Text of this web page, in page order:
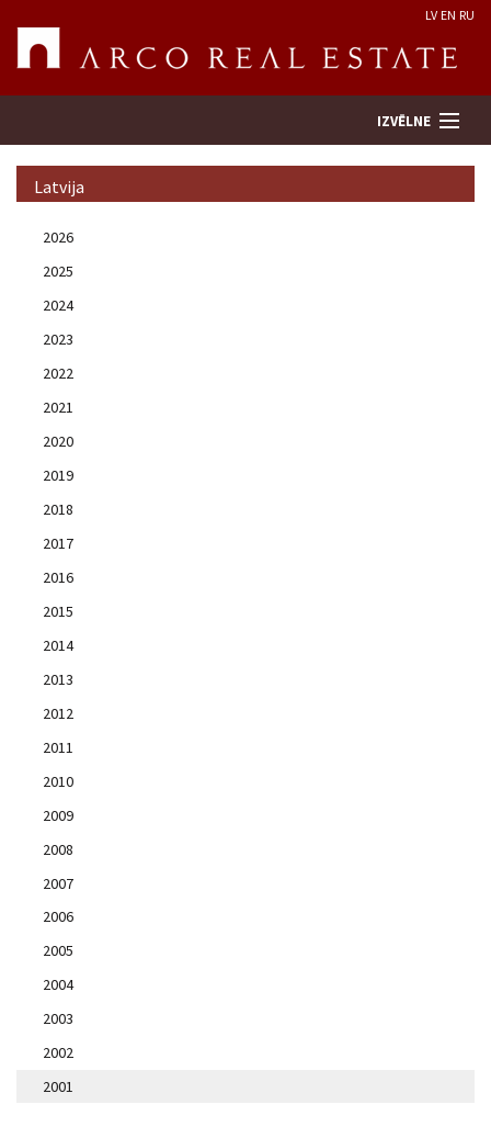
LV EN RU
IZVĒLNE
Novērtēt īpašumu
Uzņēmums
Kontakti
Latvija
2026
2025
2024
2023
2022
2021
2020
2019
2018
2017
2016
2015
2014
2013
2012
2011
2010
2009
2008
2007
2006
2005
2004
2003
2002
2001